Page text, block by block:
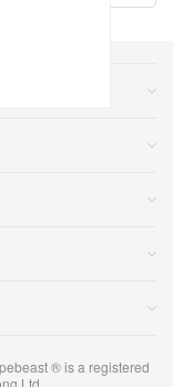
® is a registered